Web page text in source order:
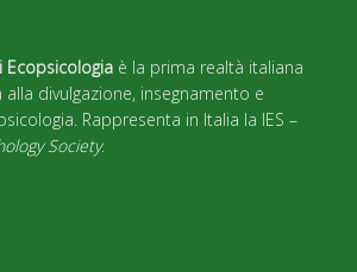
Ecopsicologia è la prima realtà italiana
divulgazione, insegnamento e
Rappresenta in Italia la IES –
Society.